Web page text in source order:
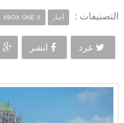
التصنيفات : أخبار XBOX ONE X
غرد انشر